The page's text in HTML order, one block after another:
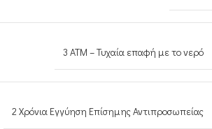
3 ATM – Τυχαία επαφή με το νερό
2 Χρόνια Εγγύηση Επίσημης Αντιπροσωπείας